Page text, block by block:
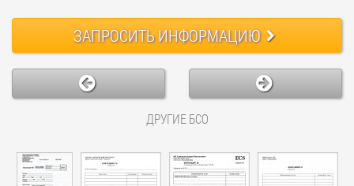
ЗАПРОСИТЬИНФОРМАЦИЮ
ДРУГИЕ БСО